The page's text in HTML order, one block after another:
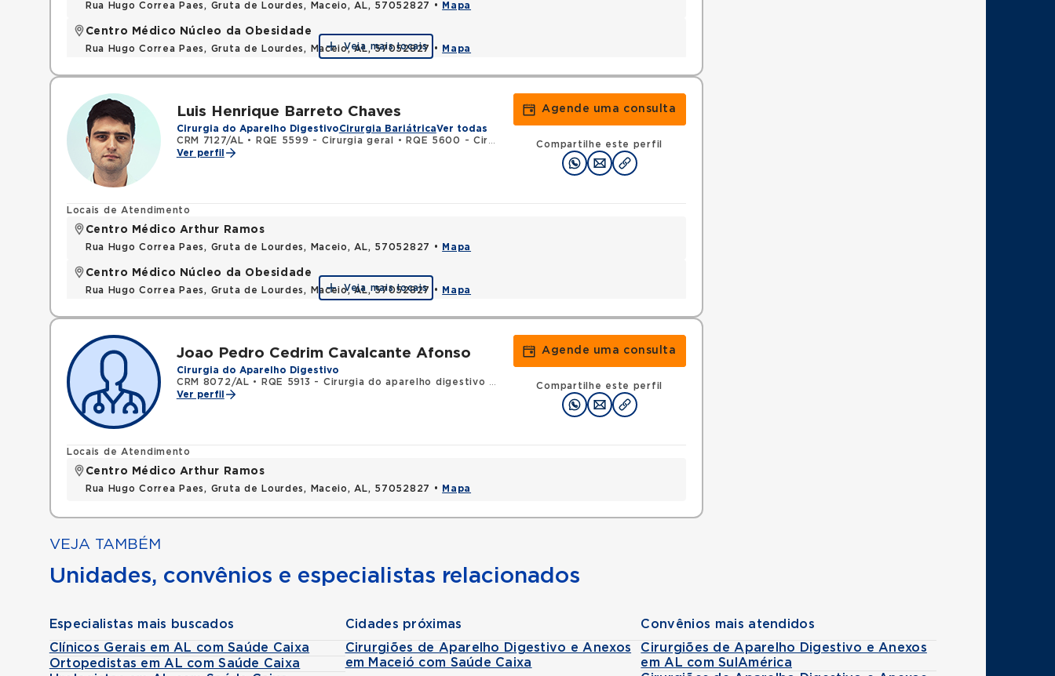
Rua Hugo Correa Paes, Gruta de Lourdes, Maceio, AL, 57052827 • Mapa
Centro Médico Núcleo da Obesidade
Rua Hugo Correa Paes, Gruta de Lourdes, Maceio, AL, 57052827 • Mapa
Veja mais locais
Luis Henrique Barreto Chaves
Cirurgia do Aparelho DigestivoCirurgia BariátricaVer todas
CRM 7127/AL • RQE 5599 - Cirurgia geral •
RQE 5600 - Cirurgia do aparelho digestivo
Ver perfil
Agende uma consulta
Compartilhe este perfil
Locais de Atendimento
Centro Médico Arthur Ramos
Rua Hugo Correa Paes, Gruta de Lourdes, Maceio, AL, 57052827 • Mapa
Centro Médico Núcleo da Obesidade
Rua Hugo Correa Paes, Gruta de Lourdes, Maceio, AL, 57052827 • Mapa
Veja mais locais
Joao Pedro Cedrim Cavalcante Afonso
Cirurgia do Aparelho Digestivo
CRM 8072/AL • RQE 5913 - Cirurgia do aparelho digestivo
RQE 6116 - Cirurgia geral
Ver perfil
Agende uma consulta
Compartilhe este perfil
Locais de Atendimento
Centro Médico Arthur Ramos
Rua Hugo Correa Paes, Gruta de Lourdes, Maceio, AL, 57052827 • Mapa
VEJA TAMBÉM
Unidades, convênios e especialistas relacionados
Especialistas mais buscados
Clínicos Gerais em AL com Saúde Caixa
Ortopedistas em AL com Saúde Caixa
Cidades próximas
Cirurgiões de Aparelho Digestivo e Anexos
em Maceió com Saúde Caixa
Convênios mais atendidos
Cirurgiões de Aparelho Digestivo e Anexos
em AL com SulAmérica